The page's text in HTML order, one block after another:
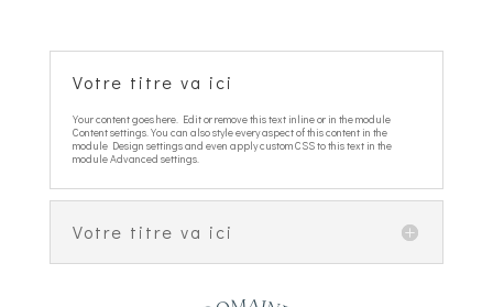
Votre titre va ici
Your content goes here. Edit or remove this text inline or in the module
Content settings. You can also style every aspect of this content in the
module Design settings and even apply custom CSS to this text in the
module Advanced settings.
Votre titre va ici